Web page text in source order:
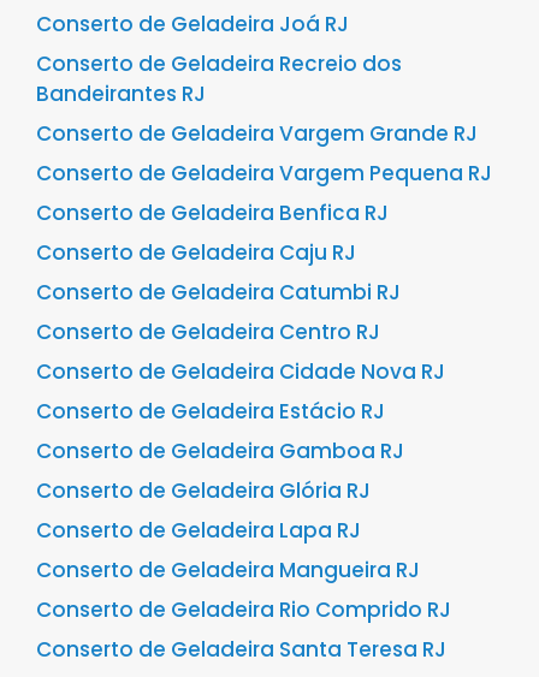
Conserto de Geladeira Joá RJ
Conserto de Geladeira Recreio dos
Bandeirantes RJ
Conserto de Geladeira Vargem Grande RJ
Conserto de Geladeira Vargem Pequena RJ
Conserto de Geladeira Benfica RJ
Conserto de Geladeira Caju RJ
Conserto de Geladeira Catumbi RJ
Conserto de Geladeira Centro RJ
Conserto de Geladeira Cidade Nova RJ
Conserto de Geladeira Estácio RJ
Conserto de Geladeira Gamboa RJ
Conserto de Geladeira Glória RJ
Conserto de Geladeira Lapa RJ
Conserto de Geladeira Mangueira RJ
Conserto de Geladeira Rio Comprido RJ
Conserto de Geladeira Santa Teresa RJ